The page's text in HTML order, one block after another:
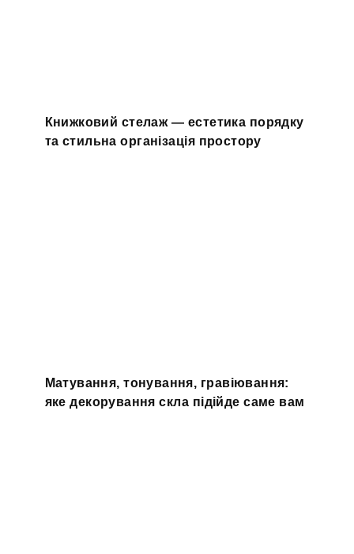
Книжковий стелаж — естетика порядку
та стильна організація простору
Матування, тонування, гравіювання:
яке декорування скла підійде саме вам